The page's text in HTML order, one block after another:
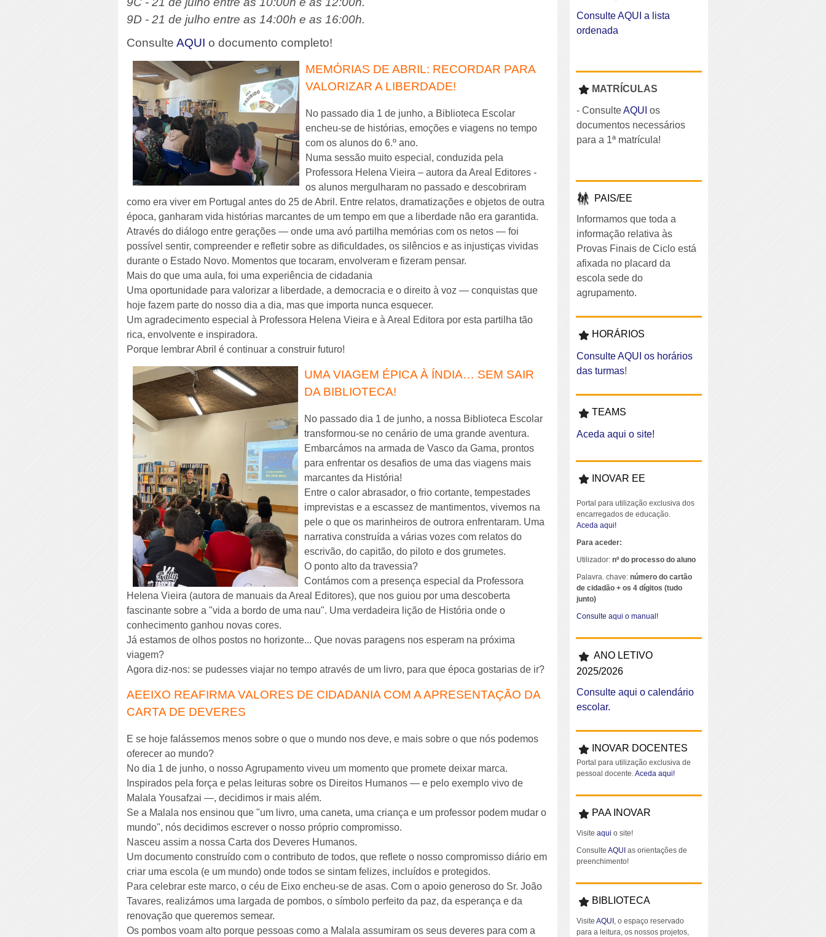
9D - 21 de julho entre as 14:00h e as 16:00h.
ConsulteAQUI o documento completo!
MEMÓRIAS DE ABRIL: RECORDAR PARA
VALORIZAR A LIBERDADE!
No passado dia 1 de junho, a Biblioteca Escolar
encheu-se de histórias, emoções e viagens no tempo
com os alunos do 6.º ano.
Numa sessão muito especial, conduzida pela
Professora Helena Vieira – autora da Areal Editores -
os alunos mergulharam no passado e descobriram
como era viver em Portugal antes do 25 de Abril. Entre relatos, dramatizações e objetos de outra
época, ganharam vida histórias marcantes de um tempo em que a liberdade não era garantida.
Através do diálogo entre gerações — onde uma avó partilha memórias com os netos — foi
possível sentir, compreender e refletir sobre as dificuldades, os silêncios e as injustiças vividas
durante o Estado Novo. Momentos que tocaram, envolveram e fizeram pensar.
Mais do que uma aula, foi uma experiência de cidadania
Uma oportunidade para valorizar a liberdade, a democracia e o direito à voz — conquistas que
hoje fazem parte do nosso dia a dia, mas que importa nunca esquecer.
Um agradecimento especial à Professora Helena Vieira e à Areal Editora por esta partilha tão
rica, envolvente e inspiradora.
Porque lembrar Abril é continuar a construir futuro!
UMA VIAGEM ÉPICA À ÍNDIA… SEM SAIR
DA BIBLIOTECA!
No passado dia 1 de junho, a nossa Biblioteca Escolar
transformou-se no cenário de uma grande aventura.
Embarcámos na armada de Vasco da Gama, prontos
para enfrentar os desafios de uma das viagens mais
marcantes da História!
Entre o calor abrasador, o frio cortante, tempestades
imprevistas e a escassez de mantimentos, vivemos na
pele o que os marinheiros de outrora enfrentaram. Uma
narrativa construída a várias vozes com relatos do
escrivão, do capitão, do piloto e dos grumetes.
O ponto alto da travessia?
Contámos com a presença especial da Professora
Helena Vieira (autora de manuais da Areal Editores), que nos guiou por uma descoberta
fascinante sobre a "vida a bordo de uma nau". Uma verdadeira lição de História onde o
conhecimento ganhou novas cores.
Já estamos de olhos postos no horizonte... Que novas paragens nos esperam na próxima
viagem?
Agora diz-nos: se pudesses viajar no tempo através de um livro, para que época gostarias de ir?
AEEIXO REAFIRMA VALORES DE CIDADANIA COM A APRESENTAÇÃO DA
CARTA DE DEVERES
E se hoje falássemos menos sobre o que o mundo nos deve, e mais sobre o que nós podemos
oferecer ao mundo?
No dia 1 de junho, o nosso Agrupamento viveu um momento que promete deixar marca.
Inspirados pela força e pelas leituras sobre os Direitos Humanos — e pelo exemplo vivo de
Malala Yousafzai —, decidimos ir mais além.
Se a Malala nos ensinou que "um livro, uma caneta, uma criança e um professor podem mudar o
mundo", nós decidimos escrever o nosso próprio compromisso.
Nasceu assim a nossa Carta dos Deveres Humanos.
Um documento construído com o contributo de todos, que reflete o nosso compromisso diário em
criar uma escola (e um mundo) onde todos se sintam felizes, incluídos e protegidos.
Para celebrar este marco, o céu de Eixo encheu-se de asas. Com o apoio generoso do Sr. João
Tavares, realizámos uma largada de pombos, o símbolo perfeito da paz, da esperança e da
renovação que queremos semear.
Os pombos voam alto porque pessoas como a Malala assumiram os seus deveres para com a
Consulte AQUI a lista
ordenada
MATRÍCULAS
- ConsulteAQUI os
documentos necessários
para a 1ª matrícula!
PAIS/EE
Informamos que toda a
informação relativa às
Provas Finais de Ciclo está
afixada no placard da
escola sede do
agrupamento.
HORÁRIOS
Consulte AQUI os horários
das turmas!
TEAMS
Aceda aqui o site!
INOVAR EE
Portal para utilização exclusiva dos
encarregados de educação.
Aceda aqui!
Para aceder:
Utilizador: nº do processo do aluno
Palavra. chave:número do cartão
de cidadão + os 4 dígitos (tudo
junto)
Consulte aqui o manual!
ANO LETIVO
2025/2026
Consulte aqui o calendário
escolar.
INOVAR DOCENTES
Portal para utilização exclusiva de
pessoal docente.Aceda aqui!
PAA INOVAR
Visite aqui o site!
ConsulteAQUI as orientações de
preenchimento!
BIBLIOTECA
VisiteAQUI , o espaço reservado
para a leitura, os nossos projetos,